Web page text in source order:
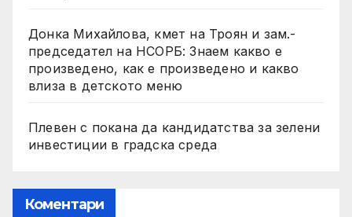
Донка Михайлова, кмет на Троян и зам.-
председател на НСОРБ: Знаем какво е
произведено, как е произведено и какво
влиза в детското меню
Плевен с покана да кандидатства за зелени
инвестиции в градска среда
Коментари